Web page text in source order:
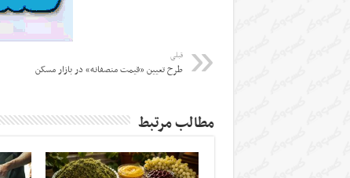
قبلی
طرح تعیین «قیمت منصفانه» در بازار مسکن
مطالب مرتبط